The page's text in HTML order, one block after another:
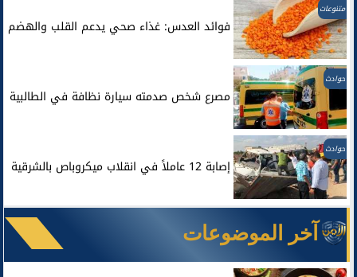
متنوعات
فوائد العدس: غذاء صحي يدعم القلب والهضم
حوادث
مصرع شخص صدمته سيارة نظافة في الطالبية
حوادث
إصابة 12 عاملاً في انقلاب ميكروباص بالشرقية
آخر الموضوعات